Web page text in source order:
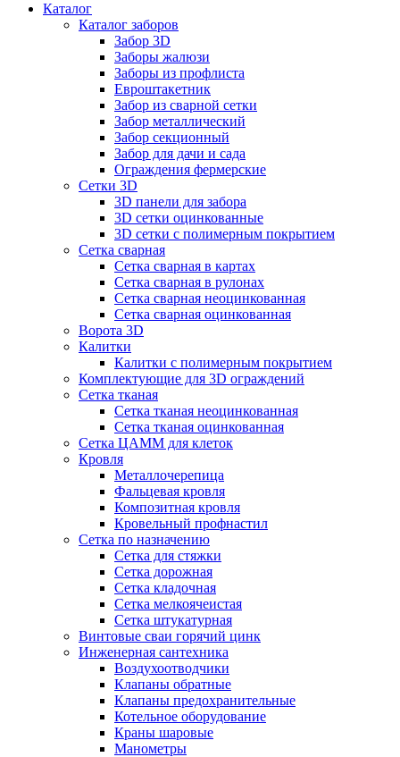
Каталог
Каталог заборов
Забор 3D
Заборы жалюзи
Заборы из профлиста
Евроштакетник
Забор из сварной сетки
Забор металлический
Забор секционный
Забор для дачи и сада
Ограждения фермерские
Сетки 3D
3D панели для забора
3D сетки оцинкованные
3D сетки с полимерным покрытием
Сетка сварная
Сетка сварная в картах
Сетка сварная в рулонах
Сетка сварная неоцинкованная
Сетка сварная оцинкованная
Ворота 3D
Калитки
Калитки с полимерным покрытием
Комплектующие для 3D ограждений
Сетка тканая
Сетка тканая неоцинкованная
Сетка тканая оцинкованная
Сетка ЦАММ для клеток
Кровля
Металлочерепица
Фальцевая кровля
Композитная кровля
Кровельный профнастил
Сетка по назначению
Сетка для стяжки
Сетка дорожная
Сетка кладочная
Сетка мелкоячеистая
Сетка штукатурная
Винтовые сваи горячий цинк
Инженерная сантехника
Воздухоотводчики
Клапаны обратные
Клапаны предохранительные
Котельное оборудование
Краны шаровые
Манометры